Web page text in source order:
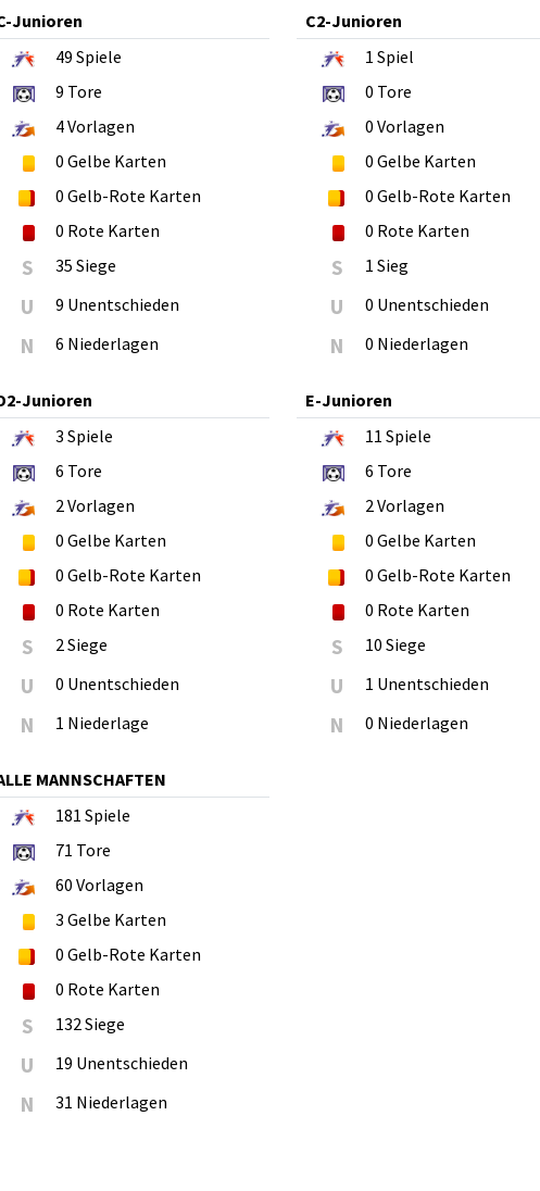
Junioren
49 Spiele
9 Tore
4Vorlagen
0 Gelbe Karten
0 Gelb-Rote Karten
0 Rote Karten
S 35 Siege
U 9 Unentschieden
N 6 Niederlagen
C2-Junioren
1 Spiel
0 Tore
0 Vorlagen
0 Gelbe Karten
0 Gelb-Rote Karten
0 Rote Karten
S 1 Sieg
U 0 Unentschieden
N 0 Niederlagen
Junioren
3 Spiele
6 Tore
2Vorlagen
0 Gelbe Karten
0 Gelb-Rote Karten
0 Rote Karten
S 2 Siege
U 0 Unentschieden
N 1 Niederlage
E-Junioren
11 Spiele
6 Tore
2Vorlagen
0 Gelbe Karten
0 Gelb-Rote Karten
0 Rote Karten
S 10 Siege
U 1 Unentschieden
N 0 Niederlagen
MANNSCHAFTEN
181 Spiele
71 Tore
60 Vorlagen
3 Gelbe Karten
0 Gelb-Rote Karten
0 Rote Karten
S 132 Siege
U 19 Unentschieden
N 31 Niederlagen